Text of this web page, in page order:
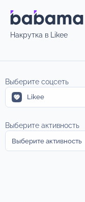
Накрутка в Likee
Выберите соцсеть
Likee
Выберите активность
Выберите активность